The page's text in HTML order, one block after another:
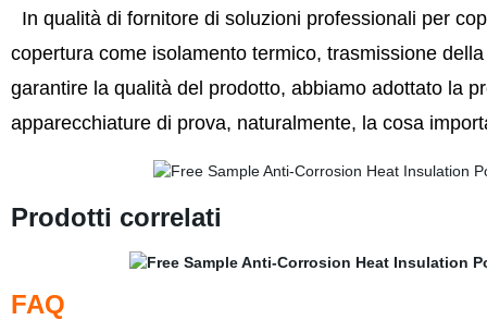
In qualità di fornitore di soluzioni professionali per
copertura come isolamento termico, trasmissione
garantire la qualità del prodotto, abbiamo adottato la
apparecchiature di prova, naturalmente, la cosa
Prodotti correlati
FAQ